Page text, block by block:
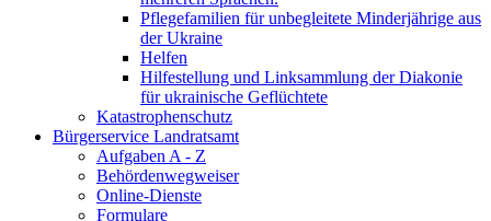
Pflegefamilien für unbegleitete Minderjährige aus
der Ukraine
Helfen
Hilfestellung und Linksammlung der Diakonie
für ukrainische Geflüchtete
Katastrophenschutz
Bürgerservice Landratsamt
Aufgaben A - Z
Behördenwegweiser
Online-Dienste
Formulare